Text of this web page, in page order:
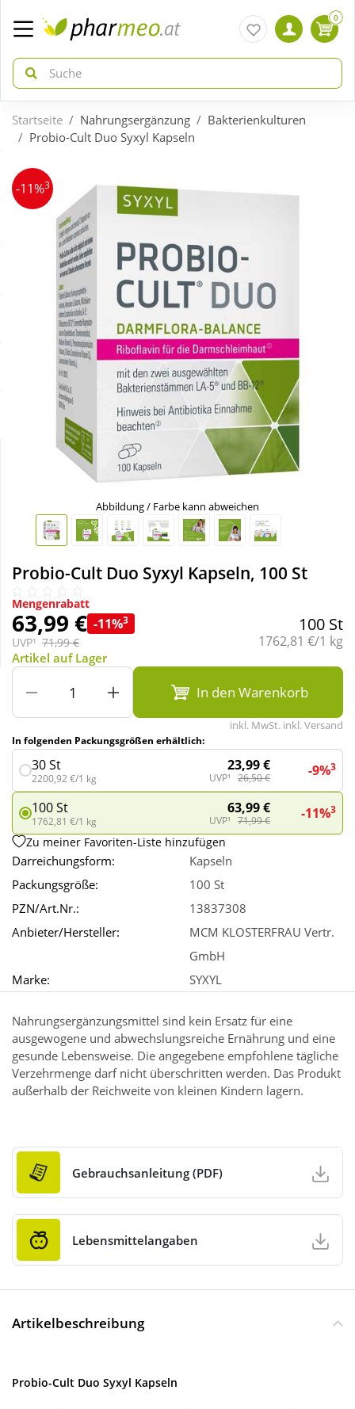
zurück
ÜBERSICHT AKTIONEN
Aktuelle Coupons
Gratis dazu
Sparsets
zurück
ÜBERSICHT KATEGORIEN
Arzneimittel
Bio & Genuss
Diabetes
Körperpflege & Kosmetik
Liebe & Erotik
Mutter & Kind
Nahrungsergänzung
Sanitätshaus
Sport & Fitness
Wellness
0
Startseite Nahrungsergänzung
Bakterienkulturen
Probio-Cult Duo Syxyl Kapseln
-11%3
Abbildung / Farbe kann abweichen
Probio-Cult Duo Syxyl Kapseln, 100 St
Mengenrabatt
63,99 € -11%3
UVP¹ 71,99 €
100 St
Grundpreis:
1762,81 €/1 kg
Artikel auf Lager
In den Warenkorb
inkl. MwSt. inkl. Versand
In folgenden Packungsgrößen erhältlich:
30 St
2200,92 €/1 kg
23,99 €
UVP¹ 26,50 € -9%3
100 St
1762,81 €/1 kg
63,99 €
UVP¹ 71,99 € -11%3
Zu meiner Favoriten-Liste hinzufügen
Darreichungsform:
Kapseln
Packungsgröße:
100 St
PZN/Art.Nr.:
13837308
Anbieter/Hersteller:
MCM KLOSTERFRAU Vertr.
GmbH
Marke:
SYXYL
Nahrungsergänzungsmittel sind kein Ersatz für eine
ausgewogene und abwechslungsreiche Ernährung und eine
gesunde Lebensweise. Die angegebene empfohlene tägliche
Verzehrmenge darf nicht überschritten werden. Das Produkt
außerhalb der Reichweite von kleinen Kindern lagern.
Gebrauchsanleitung (PDF)
Lebensmittelangaben
Artikelbeschreibung
Probio-Cult Duo Syxyl Kapseln